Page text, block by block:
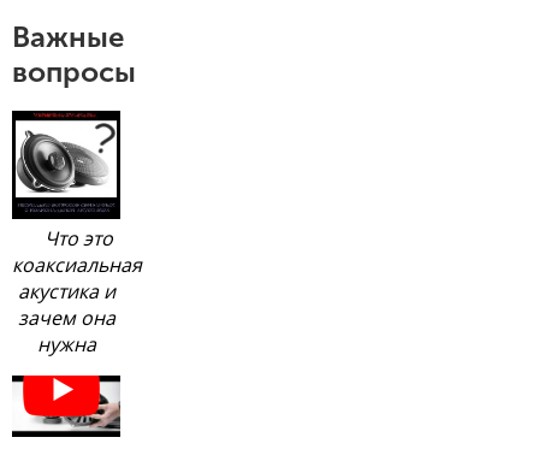
Важные
вопросы
Что это
коаксиальная
акустика и
зачем она
нужна